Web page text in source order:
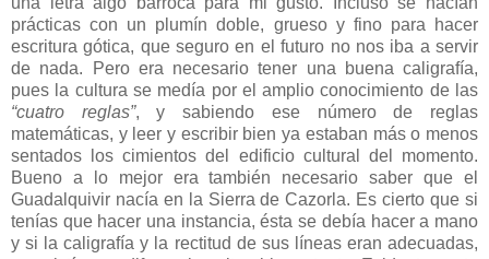
prácticas con un plumín doble, grueso y fino para hacer
escritura gótica, que seguro en el futuro no nos iba a servir
de nada. Pero era necesario tener una buena caligrafía,
pues la cultura se medía por el amplio conocimiento de las
“cuatro reglas”, y sabiendo ese número de reglas
matemáticas, y leer y escribir bien ya estaban más o menos
sentados los cimientos del edificio cultural del momento.
Bueno a lo mejor era también necesario saber que el
Guadalquivir nacía en la Sierra de Cazorla. Es cierto que si
tenías que hacer una instancia, ésta se debía hacer a mano
y si la caligrafía y la rectitud de sus líneas eran adecuadas,